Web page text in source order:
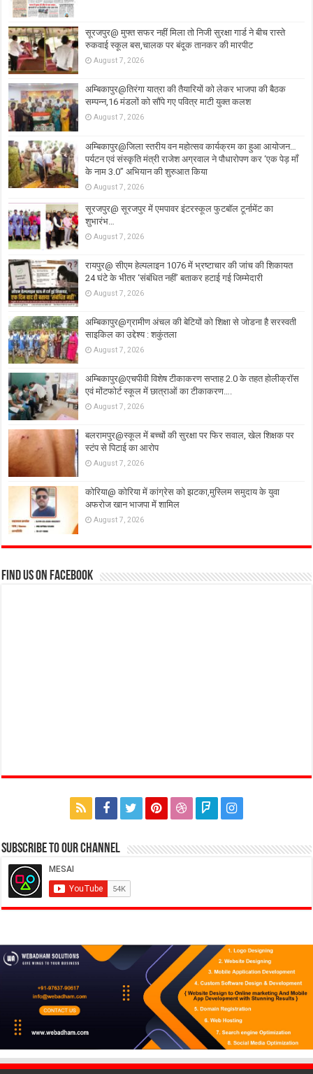
सूरजपुर@ मुफ्त सफर नहीं मिला तो निजी सुरक्षा गार्ड ने बीच रास्ते
रुकवाई स्कूल बस,चालक पर बंदूक तानकर की मारपीट
August 7, 2026
अम्बिकापुर@तिरंगा यात्रा की तैयारियों को लेकर भाजपा की बैठक
सम्पन्न,16 मंडलों को सौंपे गए पवित्र माटी युक्त कलश
August 7, 2026
अम्बिकापुर@जिला स्तरीय वन महोत्सव कार्यक्रम का हुआ आयोजन…
पर्यटन एवं संस्कृति मंत्री राजेश अग्रवाल ने पौधारोपण कर ‘एक पेड़ माँ
के नाम 3.0’’ अभियान की शुरुआत किया
August 7, 2026
सूरजपुर@ सूरजपुर में एमपावर इंटरस्कूल फुटबॉल टूर्नामेंट का
शुभारंभ…
August 7, 2026
रायपुर@ सीएम हेल्पलाइन 1076 में भ्रष्टाचार की जांच की शिकायत
24 घंटे के भीतर ‘संबंधित नहीं’ बताकर हटाई गई जिम्मेदारी
August 7, 2026
अम्बिकापुर@ग्रामीण अंचल की बेटियों को शिक्षा से जोडना है सरस्वती
साइकिल का उद्देश्य : शकुंतला
August 7, 2026
अम्बिकापुर@एचपीवी विशेष टीकाकरण सप्ताह 2.0 के तहत होलीक्रॉस
एवं मोंटफोर्ट स्कूल में छात्राओं का टीकाकरण….
August 7, 2026
बलरामपुर@स्कूल में बच्चों की सुरक्षा पर फिर सवाल, खेल शिक्षक पर
स्टंप से पिटाई का आरोप
August 7, 2026
कोरिया@ कोरिया में कांग्रेस को झटका,मुस्लिम समुदाय के युवा
अफरोज खान भाजपा में शामिल
August 7, 2026
Find us on Facebook
Subscribe to our Channel